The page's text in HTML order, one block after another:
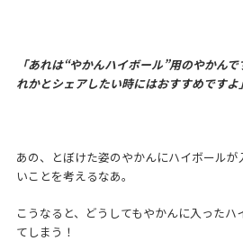
「あれは“やかんハイボール”用のやかん
れかとシェアしたい時にはおすすめですよ
あの、とぼけた姿のやかんにハイボール
いことを考えるなあ。
こうなると、どうしてもやかんに入ったハ
てしまう！